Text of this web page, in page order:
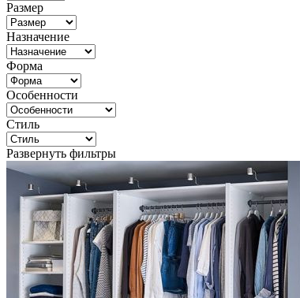
Размер
Назначение
Форма
Особенности
Стиль
Развернуть фильтры